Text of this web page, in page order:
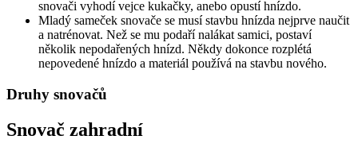
snovači vyhodí vejce kukačky, anebo opustí hnízdo.
Mladý sameček snovače se musí stavbu hnízda nejprve naučit
a natrénovat. Než se mu podaří nalákat samici, postaví
několik nepodařených hnízd. Někdy dokonce rozplétá
nepovedené hnízdo a materiál používá na stavbu nového.
Druhy snovačů
Snovač zahradní